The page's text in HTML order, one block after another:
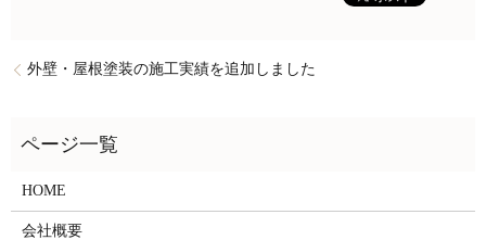
外壁・屋根塗装の施工実績を追加しました
HOME
会社概要